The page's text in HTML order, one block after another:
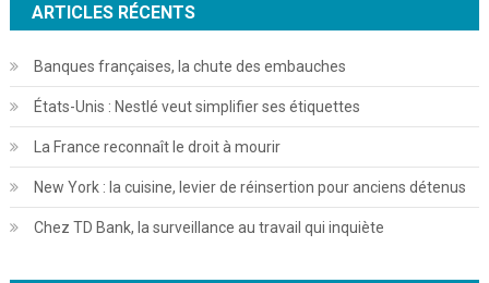
ARTICLES RÉCENTS
Banques françaises, la chute des embauches
États-Unis : Nestlé veut simplifier ses étiquettes
La France reconnaît le droit à mourir
New York : la cuisine, levier de réinsertion pour anciens détenus
Chez TD Bank, la surveillance au travail qui inquiète